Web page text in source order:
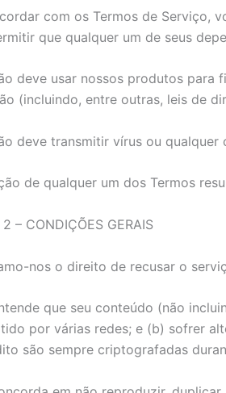
com os Termos de Serviço,
que qualquer um de seus
deve usar nossos produtos para
(incluindo, entre outras, leis de
deve transmitir vírus ou
de qualquer um dos Termos
2 – CONDIÇÕES GERAIS
nos o direito de recusar o
que seu conteúdo (não
por várias redes; e (b) sofrer
são sempre criptografadas